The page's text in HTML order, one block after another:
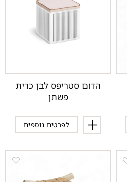
הדום סטריפס לבן כרית
פשתן
לפרטים נוספים